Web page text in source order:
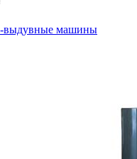
выдувные машины